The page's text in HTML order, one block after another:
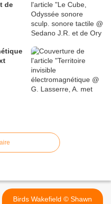
de
Birds Wakefield © Shawn